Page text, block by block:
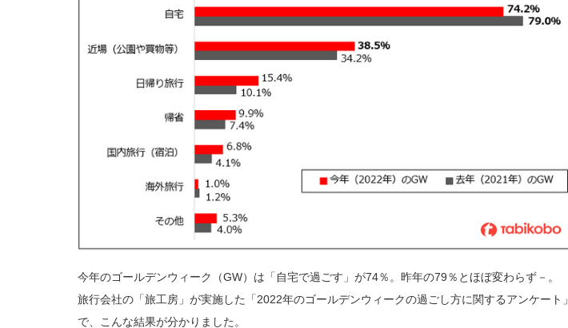
今年のゴールデンウィーク（GW）は「自宅で過ごす」が74％。昨年の79％とほぼ変わらず－。
旅行会社の「旅工房」が実施した「2022年のゴールデンウィークの過ごし方に関するアンケート」
で、こんな結果が分かりました。